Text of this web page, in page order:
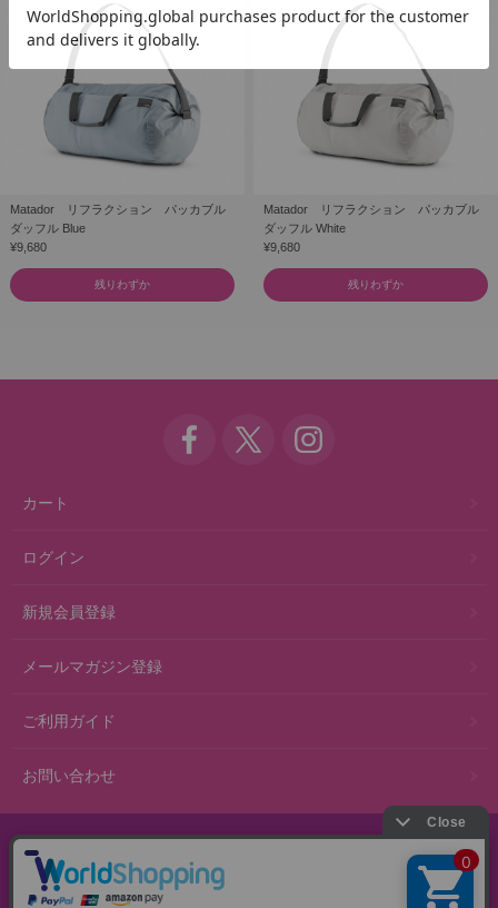
Matador リフラクション パッカブル
ダッフル Blue
¥9,680
残りわずか
Matador リフラクション パッカブル
ダッフル White
¥9,680
残りわずか
カート
ログイン
新規会員登録
メールマガジン登録
ご利用ガイド
お問い合わせ